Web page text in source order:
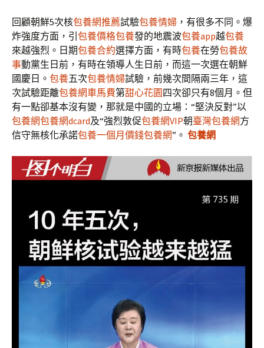
回顧朝鮮5次核包養網推薦試驗包養情婦 ，有很多不同。爆
炸強度方面，引 包養價格包養發的地震波包養app越包養
來越強烈。日期包養合約選擇方面，有時包養在勞包養故
事動黨生日前，有時在領導人生日前，而這一次選在朝鮮
國慶日。 包養五次包養情婦試驗，前幾次間隔兩三年，這
次試驗距離包養網車馬費第甜心花園四次卻只有8個月。但
有一點卻基本沒有變，那就是中國的立場：“堅決反對”以
包養網包養網dcard及“強烈敦促包養網VIP朝臺灣包養網方
信守無核化承諾包養一個月價錢包養網”。 包養網